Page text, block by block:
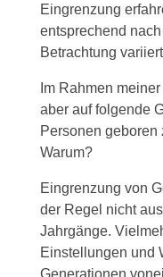
Eingrenzung
entsprechend
Betrachtung
Im Rahmen
aber auf folgende
Personen
Warum?
Eingrenzung von
der Regel nicht
Jahrgänge.
Einstellungen und
Generationen